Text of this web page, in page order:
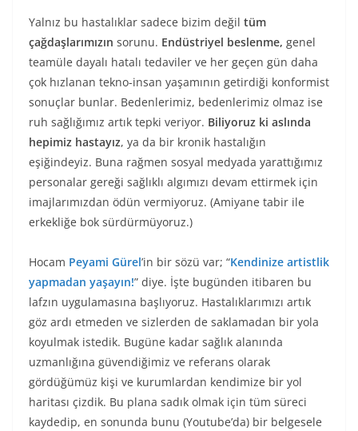
Yalnız bu hastalıklar sadece bizim değil tüm
çağdaşlarımızın sorunu. Endüstriyel beslenme, genel
teamüle dayalı hatalı tedaviler ve her geçen gün daha
çok hızlanan tekno-insan yaşamının getirdiği konformist
sonuçlar bunlar. Bedenlerimiz, bedenlerimiz olmaz ise
ruh sağlığımız artık tepki veriyor. Biliyoruz ki aslında
hepimiz hastayız, ya da bir kronik hastalığın
eşiğindeyiz. Buna rağmen sosyal medyada yarattığımız
personalar gereği sağlıklı algımızı devam ettirmek için
imajlarımızdan ödün vermiyoruz. (Amiyane tabir ile
erkekliğe bok sürdürmüyoruz.)
Hocam Peyami Gürel’in bir sözü var; “Kendinize artistlik
yapmadan yaşayın!” diye. İşte bugünden itibaren bu
lafzın uygulamasına başlıyoruz. Hastalıklarımızı artık
göz ardı etmeden ve sizlerden de saklamadan bir yola
koyulmak istedik. Bugüne kadar sağlık alanında
uzmanlığına güvendiğimiz ve referans olarak
gördüğümüz kişi ve kurumlardan kendimize bir yol
haritası çizdik. Bu plana sadık olmak için tüm süreci
kaydedip, en sonunda bunu (Youtube’da) bir belgesele